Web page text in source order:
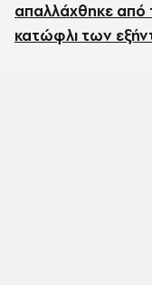
απαλλάχθηκε από
κατώφλι των